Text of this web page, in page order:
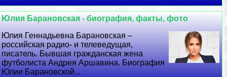
Юлия Бapaновская - биография, факты, фото
Юлия Геннадьевна Бapaновская –
российская радио- и телеведущая,
писатель. Бывшая гражданская жена
футболиста Андрея Аршавина. Биография
Юлии Бapaновской...